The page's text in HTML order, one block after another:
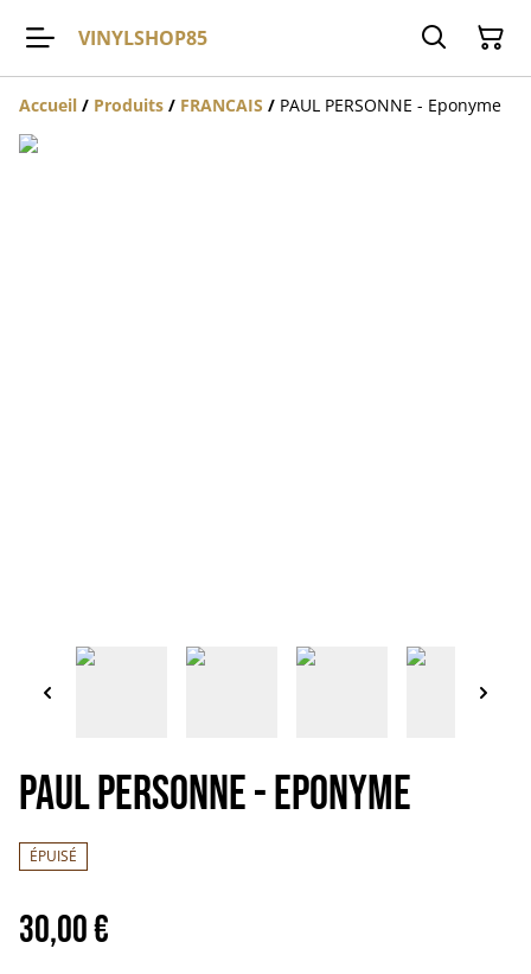
VINYLSHOP85
Accueil / Produits / FRANCAIS / PAUL PERSONNE - Eponyme
PAUL PERSONNE - Eponyme
ÉPUISÉ
30,00 €